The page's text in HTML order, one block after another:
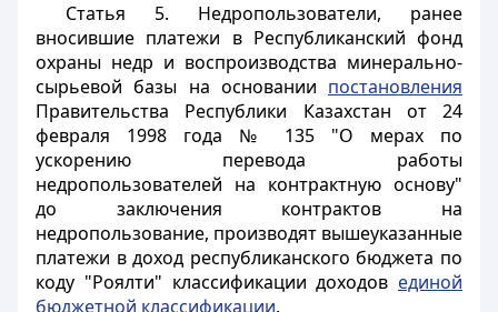
Статья 5. Недропользователи, ранее
вносившие платежи в Республиканский фонд
охраны недр и воспроизводства минерально-
сырьевой базы на основании постановления
Правительства Республики Казахстан от 24
февраля 1998 года № 135 "О мерах по
ускорению перевода работы
недропользователей на контрактную основу"
до заключения контрактов на
недропользование, производят вышеуказанные
платежи в доход республиканского бюджета по
коду "Роялти" классификации доходов единой
бюджетной классификации.